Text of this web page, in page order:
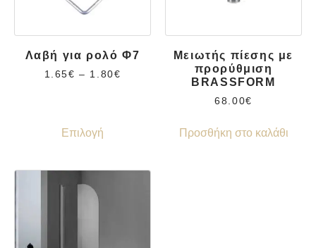
Λαβή για ρολό Φ7
1.65€ – 1.80€
Επιλογή
Μειωτής πίεσης με
προρύθμιση
BRASSFORM
68.00€
Προσθήκη στο καλάθι